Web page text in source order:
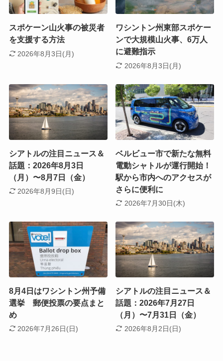
スポケーン山火事の被災者
を支援する方法
2026年8月3日(月)
ワシントン州東部スポケー
ンで大規模山火事、6万人
に避難指示
2026年8月3日(月)
シアトルの注目ニュース＆
話題：2026年8月3日
（月）〜8月7日（金）
2026年8月9日(日)
ベルビュー市で新たな無料
電動シャトルが運行開始！
駅から市内へのアクセスが
さらに便利に
2026年7月30日(木)
8月4日はワシントン州予備
選挙 郵便投票の要点まと
め
2026年7月26日(日)
シアトルの注目ニュース＆
話題：2026年7月27日
（月）〜7月31日（金）
2026年8月2日(日)